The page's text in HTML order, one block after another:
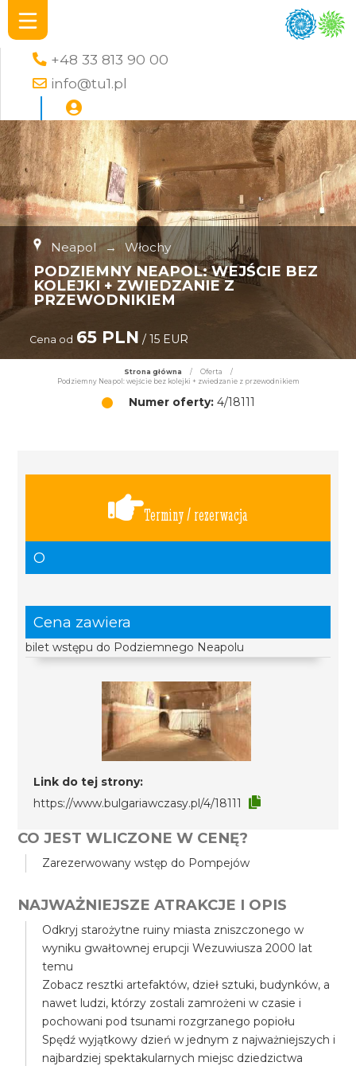
+48 33 813 90 00
info@tu1.pl
Neapol → Włochy
PODZIEMNY NEAPOL: WEJŚCIE BEZ
KOLEJKI + ZWIEDZANIE Z
PRZEWODNIKIEM
Cena od 65 PLN / 15 EUR
Strona główna / Oferta
/
Podziemny Neapol: wejście bez kolejki + zwiedzanie z przewodnikiem
Numer oferty:4/18111
Terminy / rezerwacja
O
Cena zawiera
bilet wstępu do Podziemnego Neapolu
Link do tej strony:
https://www.bulgariawczasy.pl/4/18111
CO JEST WLICZONE W CENĘ?
Zarezerwowany wstęp do Pompejów
NAJWAŻNIEJSZE ATRAKCJE I OPIS
Odkryj starożytne ruiny miasta zniszczonego w
wyniku gwałtownej erupcji Wezuwiusza 2000 lat
temu
Zobacz resztki artefaktów, dzieł sztuki, budynków, a
nawet ludzi, którzy zostali zamrożeni w czasie i
pochowani pod tsunami rozgrzanego popiołu
Spędź wyjątkowy dzień w jednym z najważniejszych i
najbardziej spektakularnych miejsc dziedzictwa